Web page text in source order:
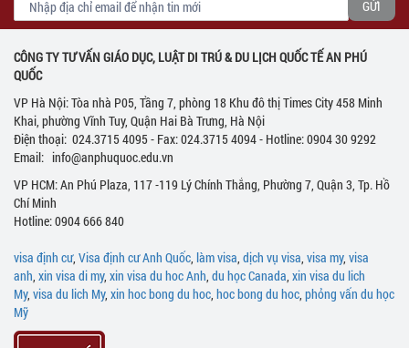
CÔNG TY TƯ VẤN GIÁO DỤC, LUẬT DI TRÚ & DU LỊCH QUỐC TẾ AN PHÚ
QUỐC
VP Hà Nội: Tòa nhà P05, Tầng 7, phòng 18 Khu đô thị Times City 458 Minh
Khai, phường Vĩnh Tuy, Quận Hai Bà Trưng, Hà Nội
Điện thoại: 024.3715 4095 - Fax: 024.3715 4094 - Hotline: 0904 30 9292
Email: info@anphuquoc.edu.vn
VP HCM: An Phú Plaza, 117 -119 Lý Chính Thắng, Phường 7, Quận 3, Tp. Hồ
Chí Minh
Hotline: 0904 666 840
visa định cư, Visa định cư Anh Quốc, làm visa, dịch vụ visa, visa my, visa
anh, xin visa di my, xin visa du hoc Anh, du học Canada, xin visa du lich
My, visa du lich My, xin hoc bong du hoc, hoc bong du hoc, phỏng vấn du học
Mỹ